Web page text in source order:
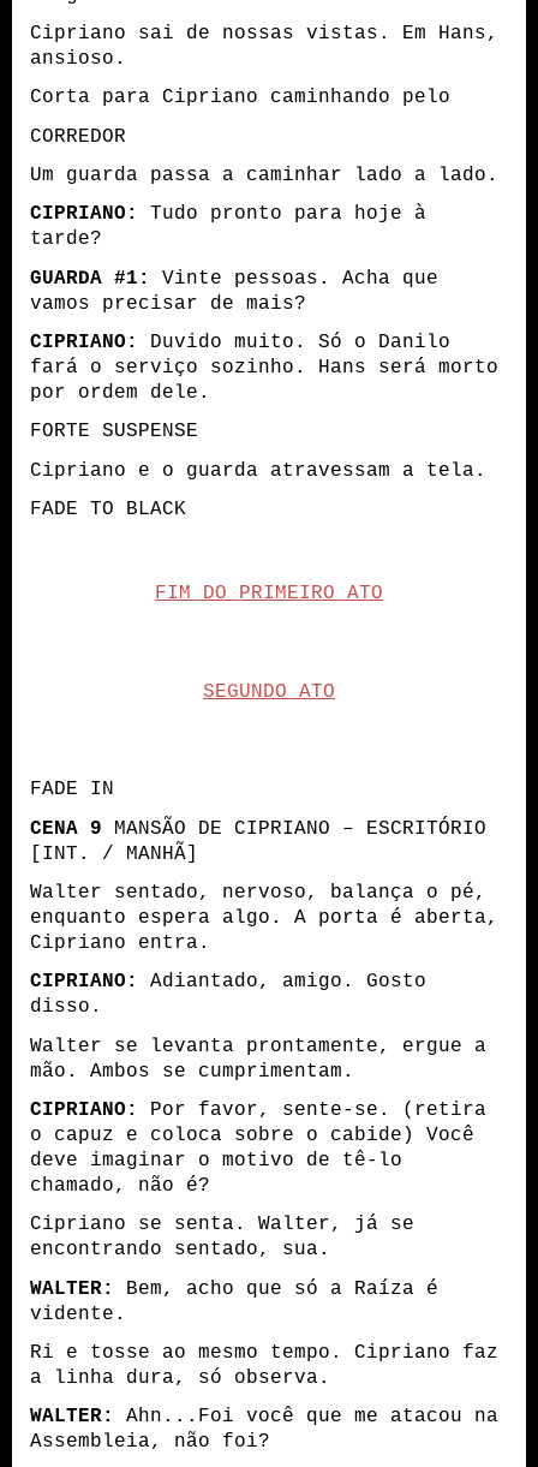
Cipriano sai de nossas vistas. Em Hans,
ansioso.
Corta para Cipriano caminhando pelo
CORREDOR
Um guarda passa a caminhar lado a lado.
CIPRIANO:
Tudo pronto para hoje à
tarde?
GUARDA #1:
Vinte pessoas. Acha que
vamos precisar de mais?
CIPRIANO:
Duvido muito. Só o Danilo
fará o serviço sozinho. Hans será morto
por ordem dele.
FORTE SUSPENSE
Cipriano e o guarda atravessam a tela.
FADE TO BLACK
FIM DO PRIMEIRO ATO
SEGUNDO ATO
FADE IN
CENA 9 MANSÃO DE CIPRIANO – ESCRITÓRIO
[INT. / MANHÃ]
Walter sentado, nervoso, balança o pé,
enquanto espera algo. A porta é aberta,
Cipriano entra.
CIPRIANO: Adiantado, amigo. Gosto
disso.
Walter se levanta prontamente, ergue a
mão. Ambos se cumprimentam.
CIPRIANO: Por favor, sente-se. (retira
o capuz e coloca sobre o cabide) Você
deve imaginar o motivo de tê-lo
chamado, não é?
Cipriano se senta. Walter, já se
encontrando sentado, sua.
WALTER:
Bem, acho que só a Raíza é
vidente.
Ri e tosse ao mesmo tempo. Cipriano faz
a linha dura, só observa.
WALTER:
Ahn...Foi você que me atacou na
Assembleia, não foi?